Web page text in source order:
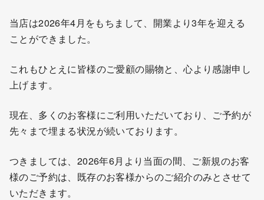
当店は2026年4月をもちまして、開業より3年を迎える
ことができました。
これもひとえに皆様のご愛顧の賜物と、心より感謝申し
上げます。
現在、多くのお客様にご利用いただいており、ご予約が
先々まで埋まる状況が続いております。
つきましては、2026年6月より当面の間、ご新規のお客
様のご予約は、既存のお客様からのご紹介のみとさせて
いただきます。